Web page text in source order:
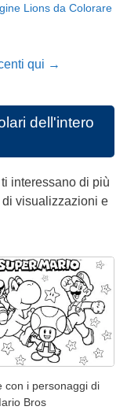
Lions da Colorare
qui →
dell'intero
interessano di più
visualizzazioni e
con i personaggi di
Bros